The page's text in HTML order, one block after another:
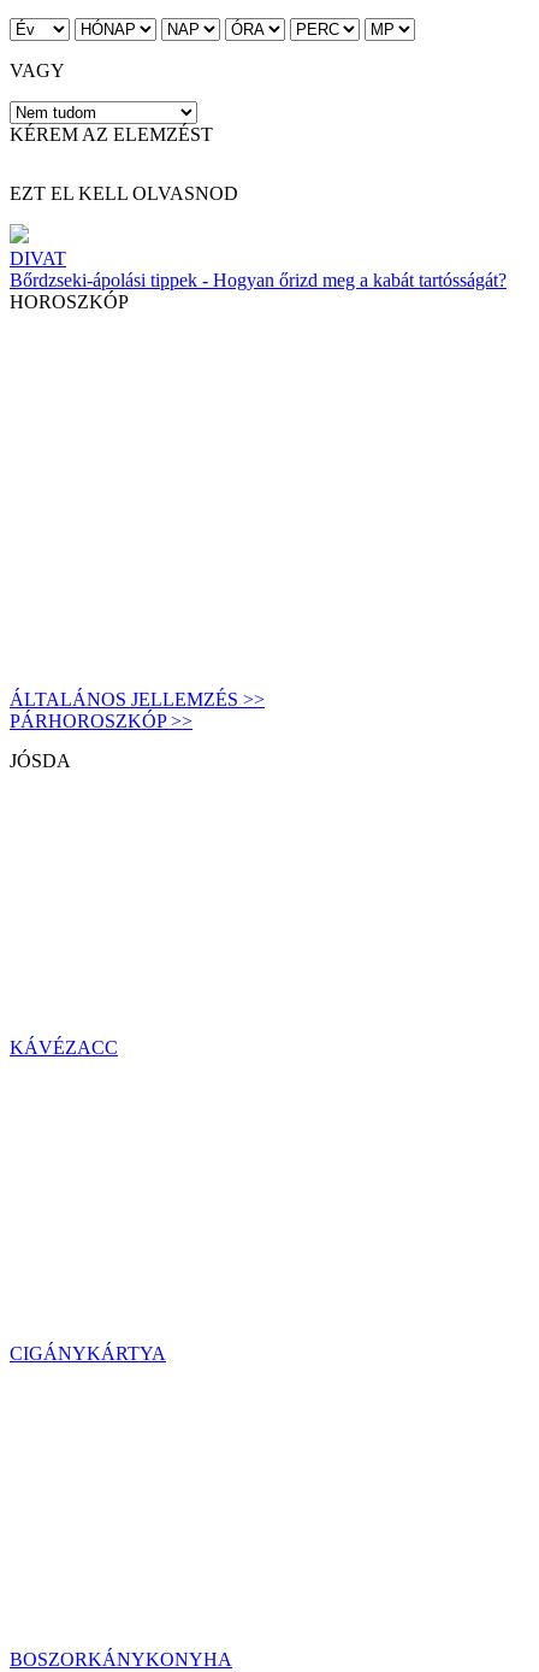
VAGY
KÉREM AZ ELEMZÉST
EZT EL KELL OLVASNOD
DIVAT
Bőrdzseki-ápolási tippek - Hogyan őrizd meg a kabát tartósságát?
HOROSZKÓP
ÁLTALÁNOS JELLEMZÉS >>
PÁRHOROSZKÓP >>
JÓSDA
KÁVÉZACC
CIGÁNYKÁRTYA
BOSZORKÁNYKONYHA